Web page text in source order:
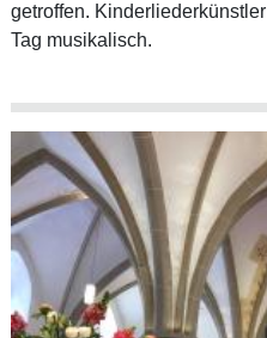
getroffen.
Tag musikalisch.